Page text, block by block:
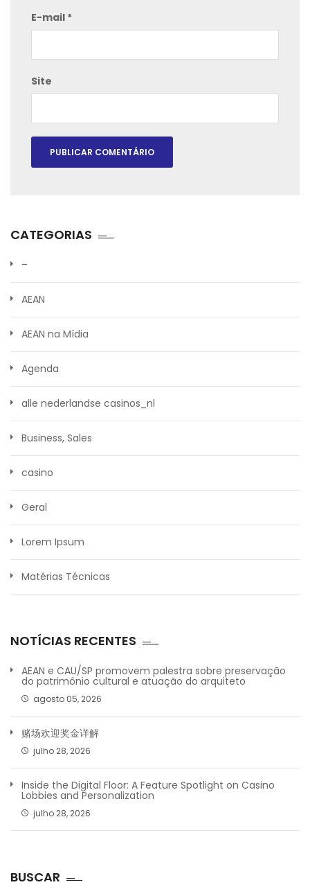
E-mail *
Site
CATEGORIAS
–
AEAN
AEAN na Mídia
Agenda
alle nederlandse casinos_nl
Business, Sales
casino
Geral
Lorem Ipsum
Matérias Técnicas
NOTÍCIAS RECENTES
AEAN e CAU/SP promovem palestra sobre preservação
do patrimônio cultural e atuação do arquiteto
agosto 05, 2026
赌场欢迎奖金详解
julho 28, 2026
Inside the Digital Floor: A Feature Spotlight on Casino
Lobbies and Personalization
julho 28, 2026
BUSCAR